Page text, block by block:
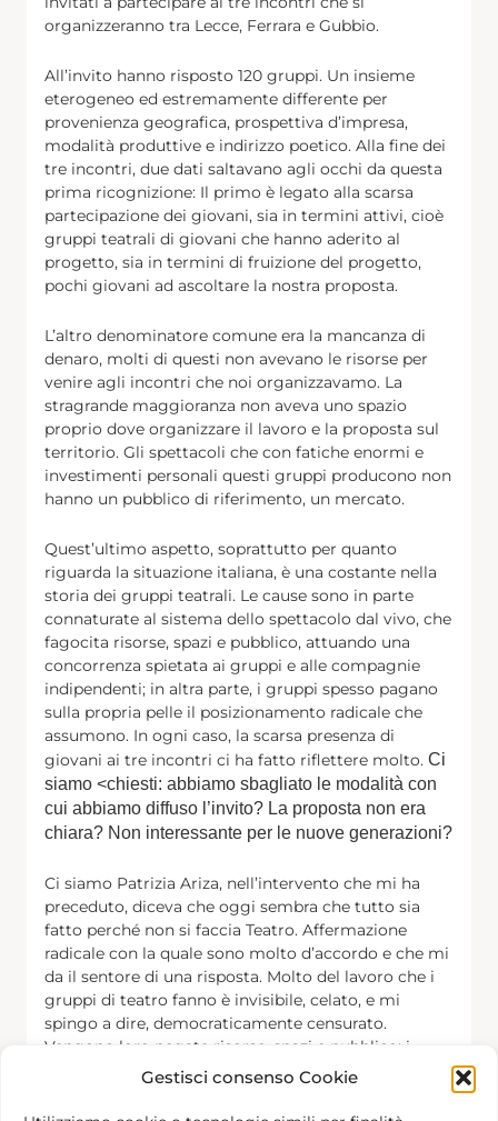
Gestisci consenso Cookie
organizzeranno tra Lecce, Ferrara e Gubbio.
All’invito hanno risposto 120 gruppi. Un insieme
eterogeneo ed estremamente differente per
provenienza geografica, prospettiva d’impresa,
modalità produttive e indirizzo poetico. Alla fine dei
tre incontri, due dati saltavano agli occhi da questa
prima ricognizione: Il primo è legato alla scarsa
partecipazione dei giovani, sia in termini attivi, cioè
gruppi teatrali di giovani che hanno aderito al
progetto, sia in termini di fruizione del progetto,
pochi giovani ad ascoltare la nostra proposta.
L’altro denominatore comune era la mancanza di
denaro, molti di questi non avevano le risorse per
venire agli incontri che noi organizzavamo. La
stragrande maggioranza non aveva uno spazio
proprio dove organizzare il lavoro e la proposta sul
territorio. Gli spettacoli che con fatiche enormi e
investimenti personali questi gruppi producono non
hanno un pubblico di riferimento, un mercato.
Quest’ultimo aspetto, soprattutto per quanto
riguarda la situazione italiana, è una costante nella
storia dei gruppi teatrali. Le cause sono in parte
connaturate al sistema dello spettacolo dal vivo, che
fagocita risorse, spazi e pubblico, attuando una
concorrenza spietata ai gruppi e alle compagnie
indipendenti; in altra parte, i gruppi spesso pagano
sulla propria pelle il posizionamento radicale che
assumono. In ogni caso, la scarsa presenza di
giovani ai tre incontri ci ha fatto riflettere molto. Ci
siamo <chiesti: abbiamo sbagliato le modalità con
cui abbiamo diffuso l’invito? La proposta non era
chiara? Non interessante per le nuove generazioni?
Ci siamo Patrizia Ariza, nell’intervento che mi ha
preceduto, diceva che oggi sembra che tutto sia
fatto perché non si faccia Teatro. Affermazione
radicale con la quale sono molto d’accordo e che mi
da il sentore di una risposta. Molto del lavoro che i
gruppi di teatro fanno è invisibile, celato, e mi
spingo a dire, democraticamente censurato.
Vengono loro negate risorse, spazi e pubblico; i
gruppi si vedono costretti ad una normativa
asfissiante (basti pensare ai requisiti minimi richiesti
dal ministero per essere riconosciuti nell’ambito del